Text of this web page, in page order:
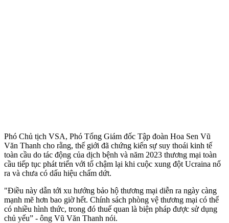
Phó Chủ tịch VSA, Phó Tổng Giám đốc Tập đoàn Hoa Sen Vũ
Văn Thanh cho rằng, thế giới đã chứng kiến sự suy thoái kinh tế
toàn cầu do tác động của dịch bệnh và năm 2023 thương mại toàn
cầu tiếp tục phát triển với tố chậm lại khi cuộc xung đột Ucraina nổ
ra và chưa có dấu hiệu chấm dứt.
"Điều này dẫn tới xu hướng bảo hộ thương mại diễn ra ngày càng
mạnh mẽ hơn bao giờ hết. Chính sách phòng vệ thương mại có thể
có nhiều hình thức, trong đó thuế quan là biện pháp được sử dụng
chủ yếu” - ông Vũ Văn Thanh nói.